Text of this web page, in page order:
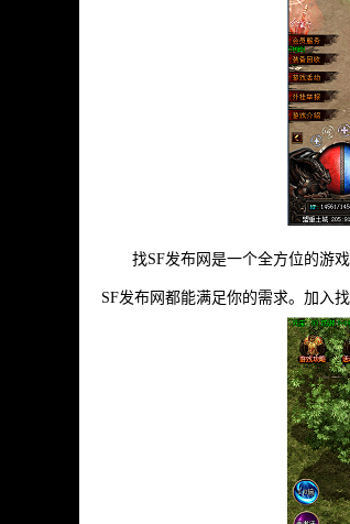
找SF发布网是一个全方位的游
SF发布网都能满足你的需求。加入